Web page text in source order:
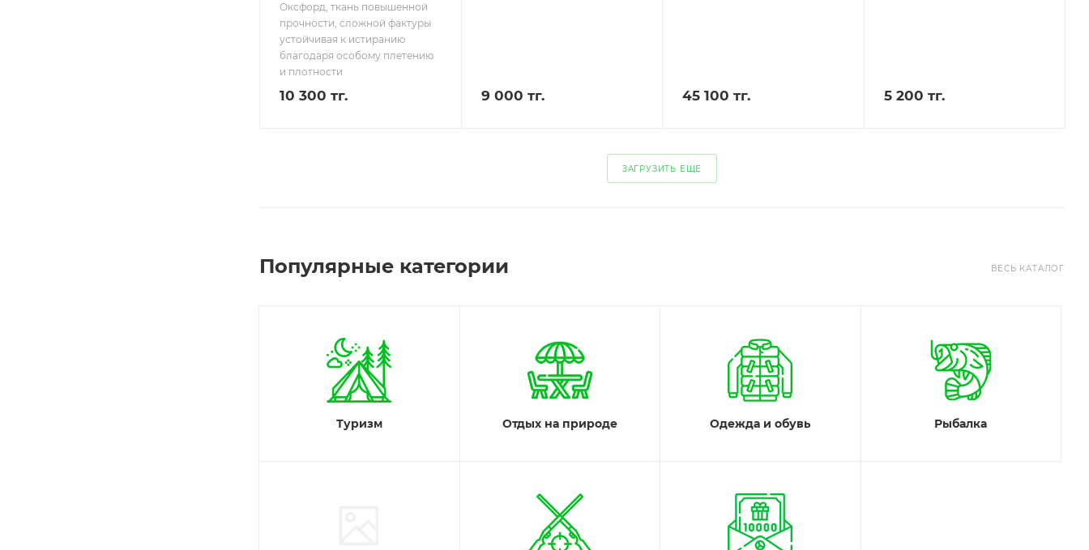
Оксфорд, ткань повышенной
прочности, сложной фактуры
устойчивая к истиранию
благодаря особому плетению
и плотности
10 300 тг. 9 000 тг. 45 100 тг. 5 200 тг.
ЗАГРУЗИТЬ ЕЩЕ
Популярные категории ВЕСЬ КАТАЛОГ
Туризм Отдых на природе Одежда и обувь Рыбалка